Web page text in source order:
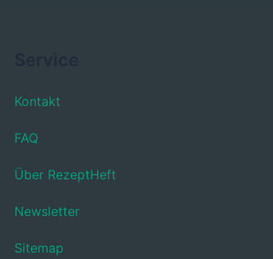
Kontakt
FAQ
Über RezeptHeft
Newsletter
Sitemap